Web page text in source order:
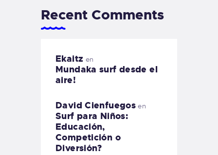
Recent Comments
Ekaitz en
Mundaka surf desde el
aire!
David Cienfuegos en
Surf para Niños:
Educación,
Competición o
Diversión?